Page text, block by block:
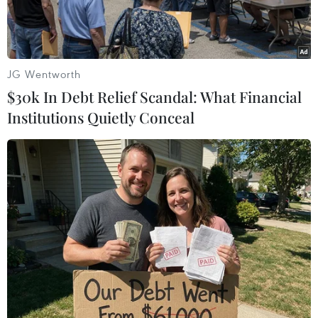
Nhân viên y tế chuyển bệnh nhân nhiễm virus corona mới gây
bệnh viêm phổi tới bệnh viện ở Vũ Hán, tỉnh Hồ Bắc, Trung
Quốc. (Ảnh: AFP/TTXVN)
Reuters đưa tin, số người tử vong do bùng phát
virus corona mới tại Trung Quốc đã tăng lên 131
người, trong bối cảnh nhà chức trách y tế tại
tỉnh Hồ Bắc, tâm điểm dịch bệnh viêm phổi do
JG Wentworth
$30k In Debt Relief Scandal: What Financial
Institutions Quietly Conceal